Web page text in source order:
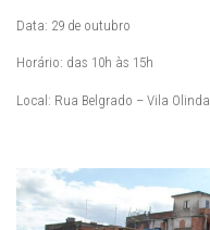
Data: 29 de outubro
Horário: das 10h às 15h
Local: Rua Belgrado – Vila Olinda